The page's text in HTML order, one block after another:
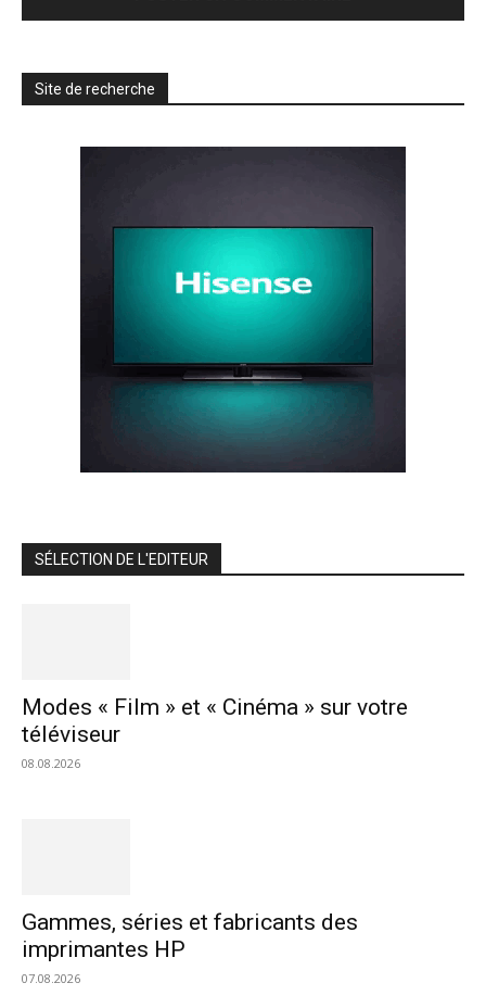
Site de recherche
SÉLECTION DE L'EDITEUR
Modes « Film » et « Cinéma » sur votre
téléviseur
08.08.2026
Gammes, séries et fabricants des
imprimantes HP
07.08.2026